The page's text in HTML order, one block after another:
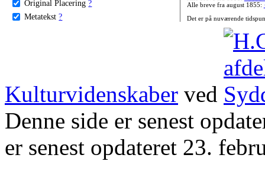
Original Placering ?
Metatekst ?
Alle breve fra august 1855:
Det er på nuværende
Kulturvidenskaber ved
Denne side er senest
er senest opdateret 23.